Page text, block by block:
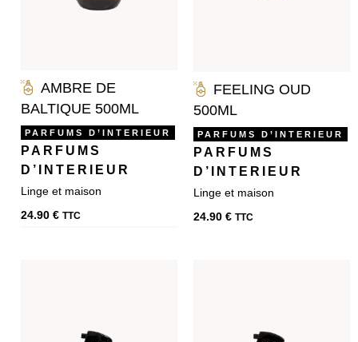
AMBRE DE
BALTIQUE 500ML
PARFUMS D’INTERIEUR
PARFUMS
D’INTERIEUR
24.90 € TTC
FEELING OUD
500ML
PARFUMS D’INTERIEUR
PARFUMS
D’INTERIEUR
24.90 € TTC